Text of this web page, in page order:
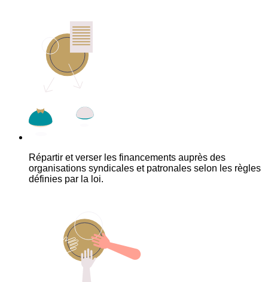
Répartir et verser les financements auprès des
organisations syndicales et patronales selon les règles
définies par la loi.